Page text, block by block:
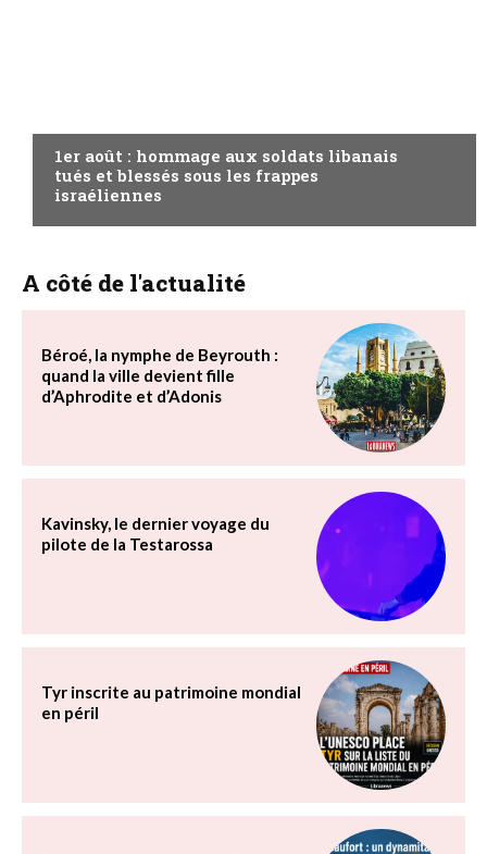
1er août : hommage aux soldats libanais
tués et blessés sous les frappes
israéliennes
A côté de l'actualité
Béroé, la nymphe de Beyrouth :
quand la ville devient fille
d’Aphrodite et d’Adonis
Kavinsky, le dernier voyage du
pilote de la Testarossa
Tyr inscrite au patrimoine mondial
en péril